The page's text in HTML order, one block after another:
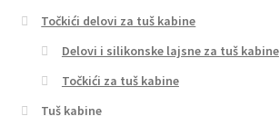
Točkići delovi za tuš kabine
Delovi i silikonske lajsne za tuš kabine
Točkići za tuš kabine
Tuš kabine